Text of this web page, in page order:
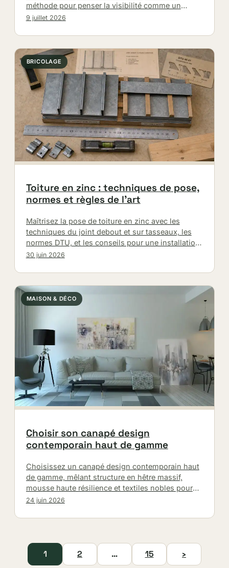
9 juillet 2026
méthode pour penser la visibilité comme un
espace en 3D : audit, mise en œuvre…
BRICOLAGE
Toiture en zinc : techniques de pose,
normes et règles de l’art
30 juin 2026
Maîtrisez la pose de toiture en zinc avec les
techniques du joint debout et sur tasseaux, les
normes DTU, et les conseils pour une installation
durable…
MAISON & DÉCO
Choisir son canapé design
contemporain haut de gamme
24 juin 2026
Choisissez un canapé design contemporain haut
de gamme, mêlant structure en hêtre massif,
mousse haute résilience et textiles nobles pour
un confort durable et un style…
1 2 … 15 ›